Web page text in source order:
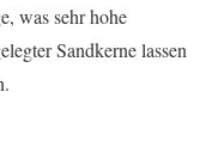
was sehr hohe
Sandkerne lassen